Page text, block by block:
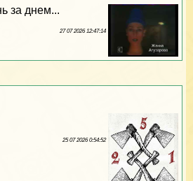
за днем...
27 07 2026 12:47:14
25 07 2026 0:54:52